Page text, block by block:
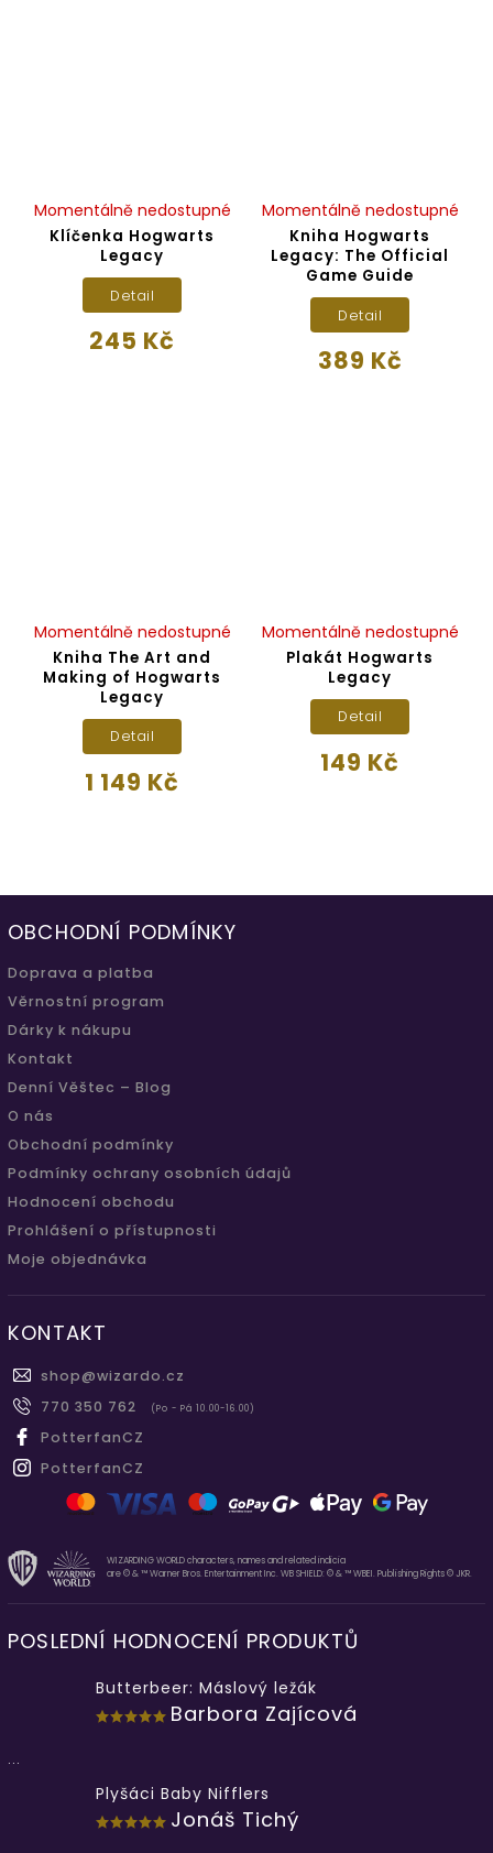
Klíčenka Hogwarts
Legacy
Momentálně nedostupné
245 Kč
Detail
Kniha Hogwarts
Legacy: The Official
Game Guide
Momentálně nedostupné
389 Kč
Detail
Kniha The Art and
Making of Hogwarts
Legacy
Momentálně nedostupné
1 149 Kč
Detail
Plakát Hogwarts
Legacy
Momentálně nedostupné
149 Kč
Detail
OBCHODNÍ PODMÍNKY
Doprava a platba
Věrnostní program
Dárky k nákupu
Kontakt
Denní Věštec – Blog
O nás
Obchodní podmínky
Podmínky ochrany osobních údajů
Hodnocení obchodu
Prohlášení o přístupnosti
Moje objednávka
KONTAKT
shop@wizardo.cz
770 350 762
(Po - Pá 10.00-16.00)
PotterfanCZ
PotterfanCZ
WIZARDING WORLD characters, names and related indicia
are © & ™ Warner Bros. Entertainment Inc. WB SHIELD: © & ™ WBEI. Publishing Rights © JKR.
POSLEDNÍ HODNOCENÍ PRODUKTŮ
Butterbeer: Máslový ležák
Barbora Zajícová
...
Plyšáci Baby Nifflers
Jonáš Tichý